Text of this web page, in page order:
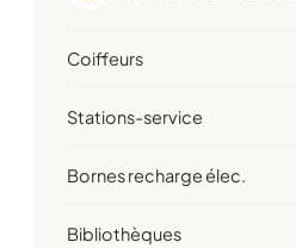
Coiffeurs
Stations-service
Bornes recharge élec.
Bibliothèques